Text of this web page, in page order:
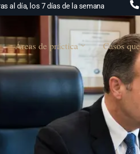
al día, los 7 días de la semana
Áreas de práctica Casos